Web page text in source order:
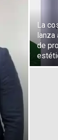
La
lanza
de